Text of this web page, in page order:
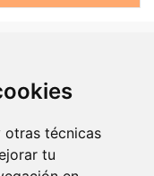
otras técnicas
tu
pesaje industrial.